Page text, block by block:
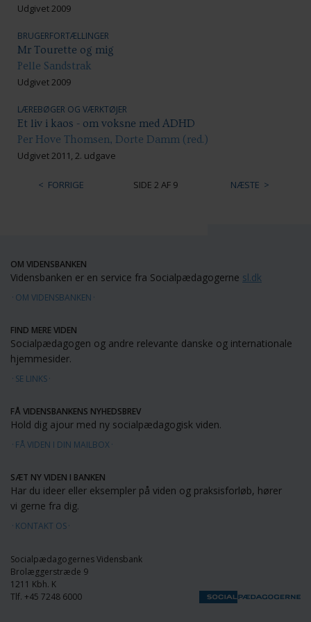
Udgivet 2009
BRUGERFORTÆLLINGER
Mr Tourette og mig
Pelle Sandstrak
Udgivet 2009
LÆREBØGER OG VÆRKTØJER
Et liv i kaos - om voksne med ADHD
Per Hove Thomsen, Dorte Damm (red.)
Udgivet 2011, 2. udgave
FORRIGE SIDE 2 AF 9 NÆSTE
OM VIDENSBANKEN
Vidensbanken er en service fra Socialpædagogerne sl.dk
OM VIDENSBANKEN
FIND MERE VIDEN
Socialpædagogen og andre relevante danske og internationale
hjemmesider.
SE LINKS
FÅ VIDENSBANKENS NYHEDSBREV
Hold dig ajour med ny socialpædagogisk viden.
FÅ VIDEN I DIN MAILBOX
SÆT NY VIDEN I BANKEN
Har du ideer eller eksempler på viden og praksisforløb, hører
vi gerne fra dig.
KONTAKT OS
Socialpædagogernes Vidensbank
Brolæggerstræde 9
1211 Kbh. K
Tlf. +45 7248 6000